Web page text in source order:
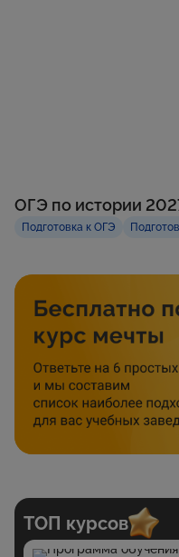
ОГЭ по истории
Подготовка к ОГЭ
ТОП курсов